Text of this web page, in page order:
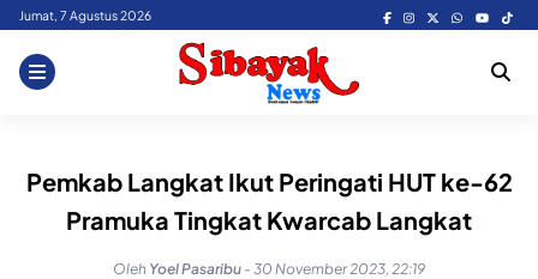
Skip
content
Jumat, 7 Agustus 2026
Pemkab Langkat Ikut Peringati HUT ke-62
Pramuka Tingkat Kwarcab Langkat
Oleh Yoel Pasaribu - 30 November 2023, 22:19